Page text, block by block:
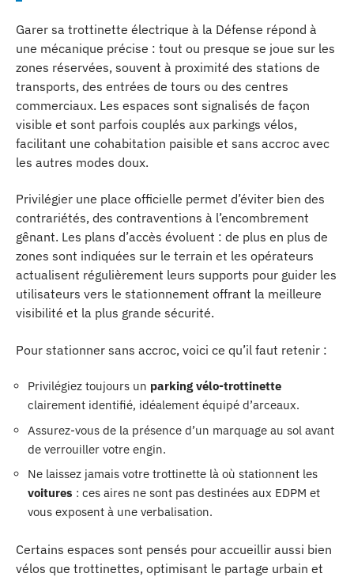
Garer sa trottinette électrique à la Défense répond à
une mécanique précise : tout ou presque se joue sur les
zones réservées, souvent à proximité des stations de
transports, des entrées de tours ou des centres
commerciaux. Les espaces sont signalisés de façon
visible et sont parfois couplés aux parkings vélos,
facilitant une cohabitation paisible et sans accroc avec
les autres modes doux.
Privilégier une place officielle permet d’éviter bien des
contrariétés, des contraventions à l’encombrement
gênant. Les plans d’accès évoluent : de plus en plus de
zones sont indiquées sur le terrain et les opérateurs
actualisent régulièrement leurs supports pour guider les
utilisateurs vers le stationnement offrant la meilleure
visibilité et la plus grande sécurité.
Pour stationner sans accroc, voici ce qu’il faut retenir :
Privilégiez toujours un parking vélo-trottinette
clairement identifié, idéalement équipé d’arceaux.
Assurez-vous de la présence d’un marquage au sol avant
de verrouiller votre engin.
Ne laissez jamais votre trottinette là où stationnent les
voitures : ces aires ne sont pas destinées aux EDPM et
vous exposent à une verbalisation.
Certains espaces sont pensés pour accueillir aussi bien
vélos que trottinettes, optimisant le partage urbain et